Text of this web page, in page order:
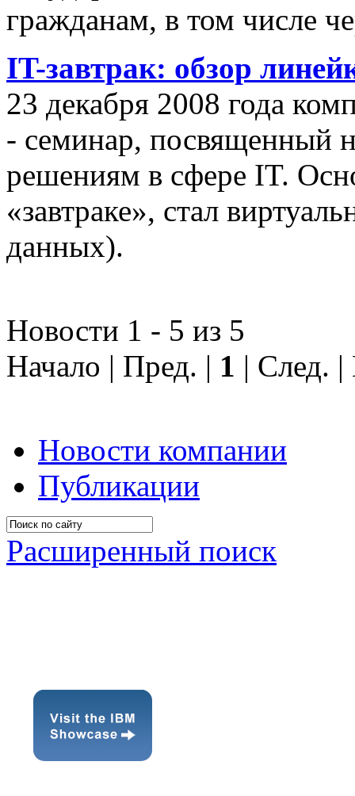
гражданам, в том числе
IT-завтрак: обзор
23 декабря 2008 года
- семинар, посвященный
решениям в сфере IT.
«завтраке», стал
данных).
Новости 1 - 5 из 5
Начало | Пред. | 1 | След.
Новости компании
Публикации
Расширенный поиск